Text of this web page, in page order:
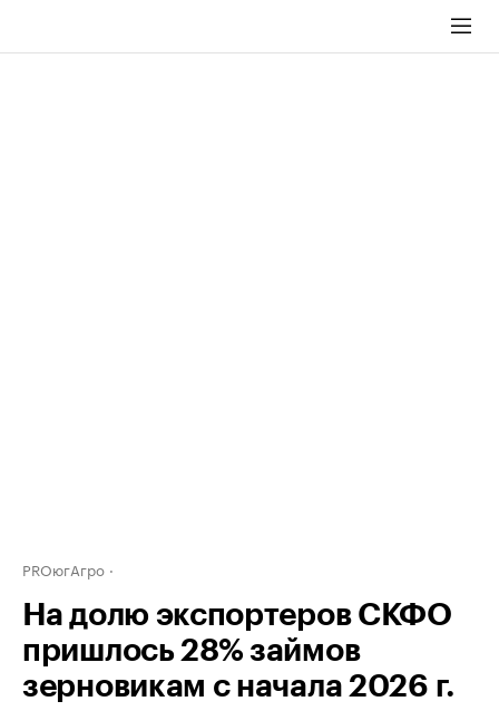
PROюгАгро
На долю экспортеров СКФО
пришлось 28% займов
зерновикам с начала 2026 г.